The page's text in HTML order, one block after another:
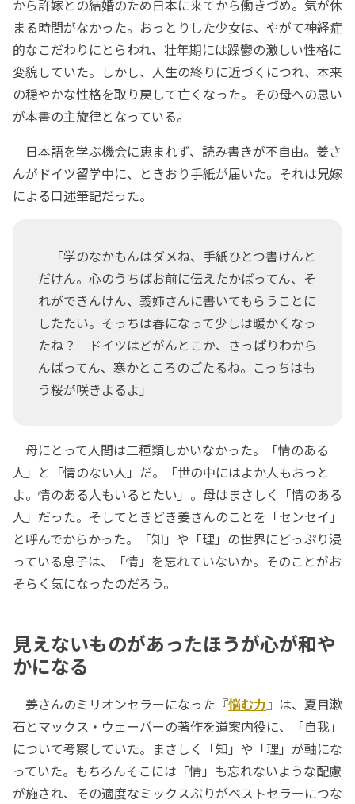
から許嫁との結婚のため日本に来てから働きづめ。気が休
まる時間がなかった。おっとりした少女は、やがて神経症
的なこだわりにとらわれ、壮年期には躁鬱の激しい性格に
変貌していた。しかし、人生の終りに近づくにつれ、本来
の穏やかな性格を取り戻して亡くなった。その母への思い
が本書の主旋律となっている。
日本語を学ぶ機会に恵まれず、読み書きが不自由。姜さ
んがドイツ留学中に、ときおり手紙が届いた。それは兄嫁
による口述筆記だった。
「学のなかもんはダメね、手紙ひとつ書けんと
だけん。心のうちばお前に伝えたかばってん、そ
れができんけん、義姉さんに書いてもらうことに
したたい。そっちは春になって少しは暖かくなっ
たね？ ドイツはどがんとこか、さっぱりわから
んばってん、寒かところのごたるね。こっちはも
う桜が咲きよるよ」
母にとって人間は二種類しかいなかった。「情のある
人」と「情のない人」だ。「世の中にはよか人もおっと
よ。情のある人もいるとたい」。母はまさしく「情のある
人」だった。そしてときどき姜さんのことを「センセイ」
と呼んでからかった。「知」や「理」の世界にどっぷり浸
っている息子は、「情」を忘れていないか。そのことがお
そらく気になったのだろう。
見えないものがあったほうが心が和や
かになる
姜さんのミリオンセラーになった『悩む力』は、夏目漱
石とマックス・ウェーバーの著作を道案内役に、「自我」
について考察していた。まさしく「知」や「理」が軸にな
っていた。もちろんそこには「情」も忘れないような配慮
が施され、その適度なミックスぶりがベストセラーにつな